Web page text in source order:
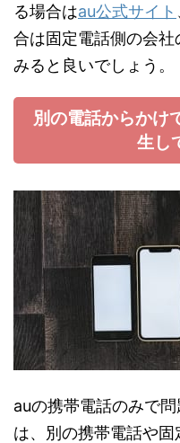
る場合はau公式サイト
合は固定電話側の会
みると良いでしょう。
別の電話からかけ
生し
auの携帯電話のみで
は、別の携帯電話や